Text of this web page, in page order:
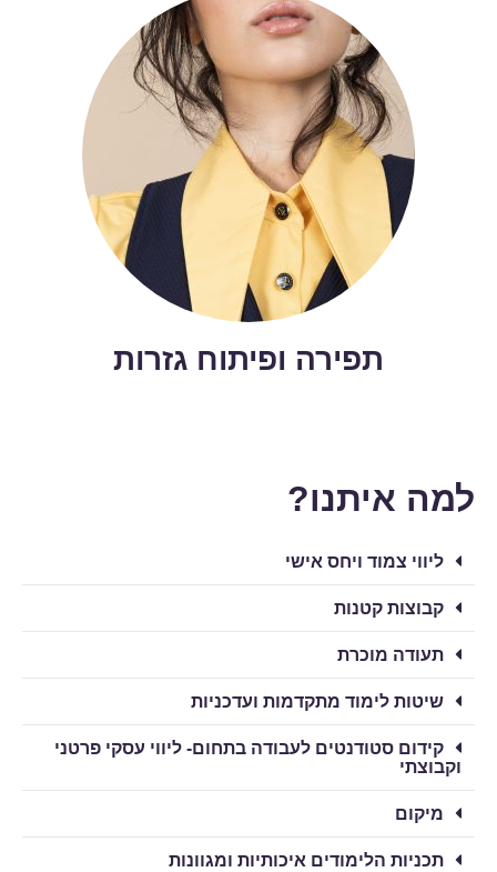
תפירה ופיתוח גזרות
למה איתנו?
ליווי צמוד ויחס אישי
קבוצות קטנות​
תעודה מוכרת​
שיטות לימוד מתקדמות ועדכניות​
קידום סטודנטים לעבודה בתחום- ליווי עסקי פרטני
וקבוצתי ​
מיקום
תכניות הלימודים איכותיות ומגוונות ​